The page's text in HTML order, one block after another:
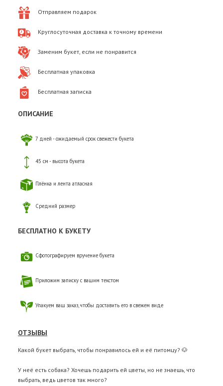
Отправляем подарок
Круглосуточная доставка к точному времени
Заменим букет, если не понравится
Бесплатная упаковка
Бесплатная записка
ОПИСАНИЕ
7 дней - ожидаемый срок свежести букета
45 см - высота букета
Плёнка и лента атласная
Средний размер
БЕСПЛАТНО К БУКЕТУ
Сфотографируем вручение букета
Приложим записку с вашим текстом
Упакуем ваш заказ, чтобы доставить его в свежем виде
ОТЗЫВЫ
Какой букет выбрать, чтобы понравилось ей и её питомцу? 🐶
У неё есть собака? Хочешь подарить ей цветы, но не знаешь, что
выбрать, ведь цветов так много?